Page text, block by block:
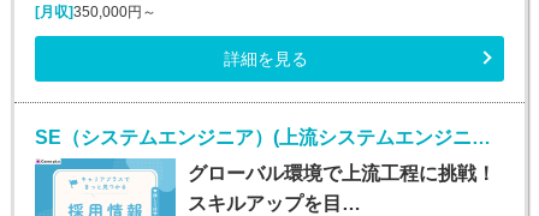
[月収]350,000円～
詳細を見る
SE（システムエンジニア）(上流システムエンジニア/随時入社/正社員)
グローバル環境で上流工程に挑戦！
スキルアップを目…